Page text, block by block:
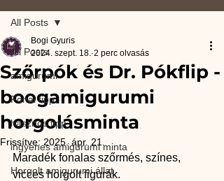
All Posts
amigurumi
Fonal tipp
hasznos tipp
ingyenes amigurumi minta
Horgolt amigurumi állat
All Posts
Szőrpók és Dr. Pókflip -
boogamigurumi
horgolásminta
Bogi Gyuris
2024. szept. 18. 2 perc olvasás
Frissítve: 2025. ápr. 21.
Maradék fonalas szőrmés, színes,
vicces horgolt figurák.